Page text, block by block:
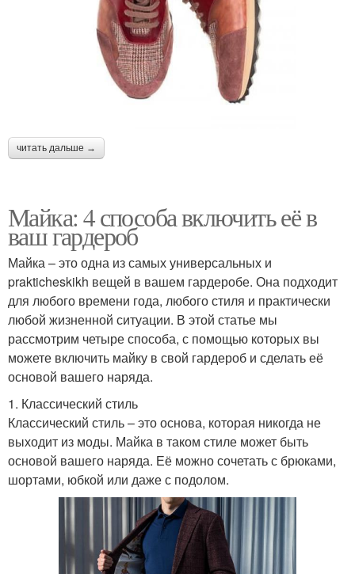
читать дальше →
Майка: 4 способа включить её в
ваш гардероб
Майка – это одна из самых универсальных и
prakticheskikh вещей в вашем гардеробе. Она подходит
для любого времени года, любого стиля и практически
любой жизненной ситуации. В этой статье мы
рассмотрим четыре способа, с помощью которых вы
можете включить майку в свой гардероб и сделать её
основой вашего наряда.
1. Классический стиль
Классический стиль – это основа, которая никогда не
выходит из моды. Майка в таком стиле может быть
основой вашего наряда. Её можно сочетать с брюками,
шортами, юбкой или даже с подолом.